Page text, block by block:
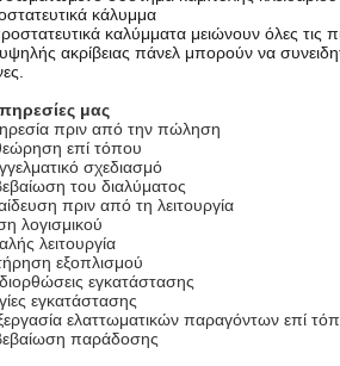
κάλυμμα
καλύμματα μειώνουν όλες τις
ακρίβειας πάνελ μπορούν να
μας
πριν από την πώληση
επί τόπου
σχεδιασμό
του διαλύματος
πριν από τη λειτουργία
λογισμικού
λειτουργία
εξοπλισμού
εγκατάστασης
εγκατάστασης
ελαττωματικών παραγόντων επί
παράδοσης